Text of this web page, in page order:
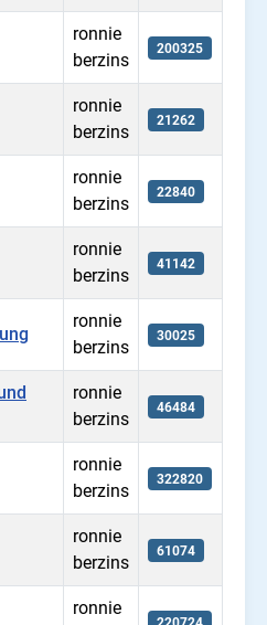
ronnie
berzins
200325
ronnie
berzins
21262
ronnie
berzins
22840
ronnie
berzins
41142
ronnie
berzins
30025
ronnie
berzins
46484
ronnie
berzins
322820
ronnie
berzins
61074
ronnie